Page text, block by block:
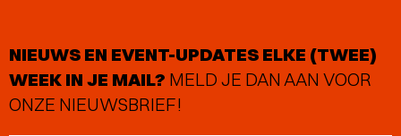
NIEUWS EN EVENT-UPDATES ELKE (TWEE)
WEEK IN JE MAIL? MELD JE DAN AAN VOOR
ONZE NIEUWSBRIEF!